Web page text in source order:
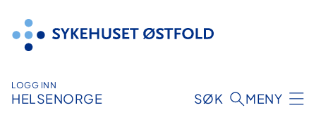
innhold
LOGG INN
HELSENORGE SØK MENY